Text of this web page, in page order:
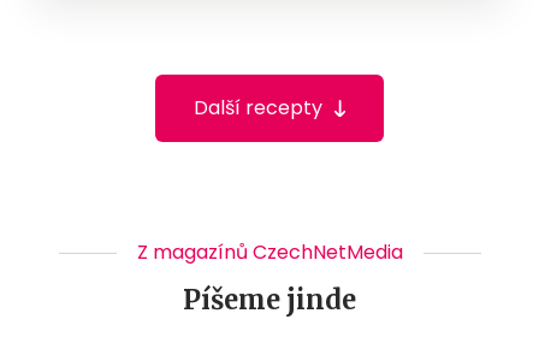
Další recepty
Z magazínů CzechNetMedia
Píšeme jinde